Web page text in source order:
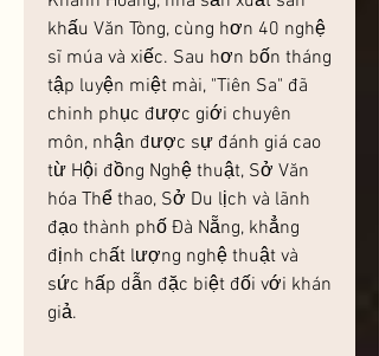
khấu Văn Tòng, cùng hơn 40 nghệ
sĩ múa và xiếc. Sau hơn bốn tháng
tập luyện miệt mài, "Tiên Sa" đã
chinh phục được giới chuyên
môn, nhận được sự đánh giá cao
từ Hội đồng Nghệ thuật, Sở Văn
hóa Thể thao, Sở Du lịch và lãnh
đạo thành phố Đà Nẵng, khẳng
định chất lượng nghệ thuật và
sức hấp dẫn đặc biệt đối với khán
giả.